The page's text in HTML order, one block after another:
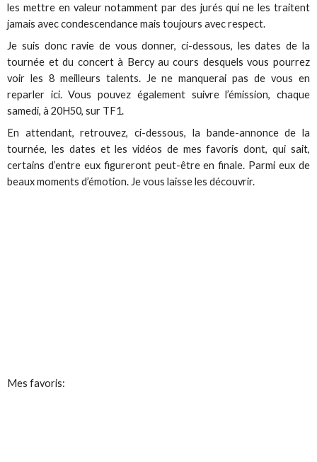
les mettre en valeur notamment par des jurés qui ne les traitent
jamais avec condescendance mais toujours avec respect.
Je suis donc ravie de vous donner, ci-dessous, les dates de la
tournée et du concert à Bercy au cours desquels vous pourrez
voir les 8 meilleurs talents. Je ne manquerai pas de vous en
reparler ici. Vous pouvez également suivre l’émission, chaque
samedi, à 20H50, sur TF1.
En attendant, retrouvez, ci-dessous, la bande-annonce de la
tournée, les dates et les vidéos de mes favoris dont, qui sait,
certains d’entre eux figureront peut-être en finale. Parmi eux de
beaux moments d’émotion. Je vous laisse les découvrir.
Mes favoris: